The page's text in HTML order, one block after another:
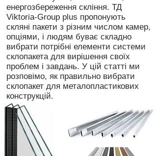
енергозбереження скління. ТД
Viktoria-Group plus пропонують
скляні пакети з різним числом камер,
опціями, і людям буває складно
вибрати потрібні елементи системи
склопакета для вирішення своїх
проблем і завдань. У цій статті ми
розповімо, як правильно вибрати
склопакет для металопластикових
конструкцій.